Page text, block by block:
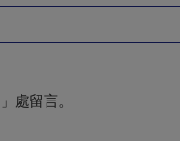
」處留言。